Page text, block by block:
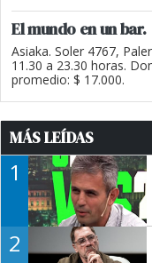
El mundo en un bar.
Asiaka. Soler 4767,
11.30 a 23.30 horas.
promedio: $ 17.000.
MÁS LEÍDAS
1
2